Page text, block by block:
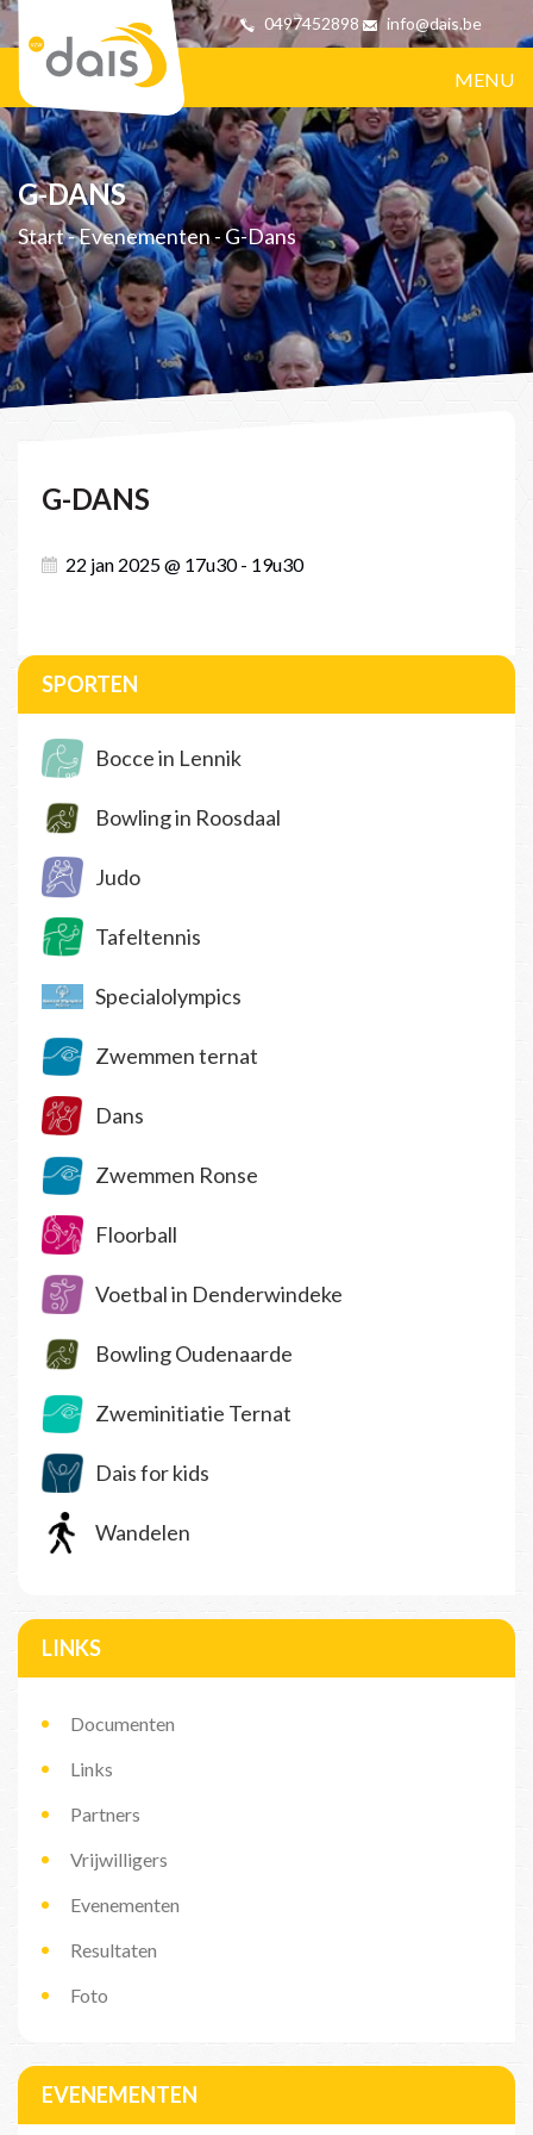
0497452898 info@dais.be
MENU
G-DANS
Start-Evenementen-G-Dans
G-DANS
22 jan 2025 @ 17u30 - 19u30
SPORTEN
Bocce in Lennik
Bowling in Roosdaal
Judo
Tafeltennis
Specialolympics
Zwemmen ternat
Dans
Zwemmen Ronse
Floorball
Voetbal in Denderwindeke
Bowling Oudenaarde
Zweminitiatie Ternat
Dais for kids
Wandelen
LINKS
Documenten
Links
Partners
Vrijwilligers
Evenementen
Resultaten
Foto
EVENEMENTEN